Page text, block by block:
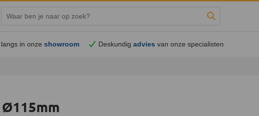
langs in onzeshowroom Deskundigadvies van onze specialisten